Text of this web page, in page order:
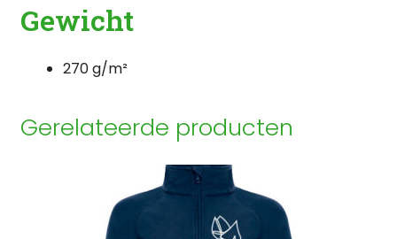
Gewicht
270 g/m²
Gerelateerde producten